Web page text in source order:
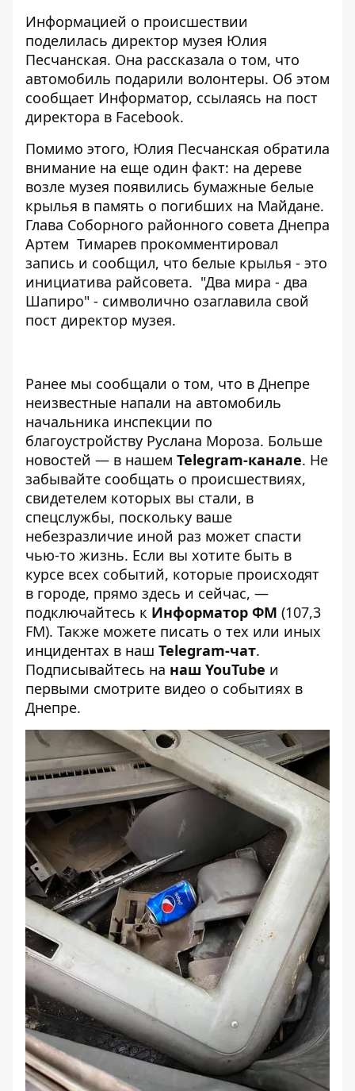
Информацией о происшествии
поделилась директор музея Юлия
Песчанская. Она рассказала о том, что
автомобиль подарили волонтеры. Об этом
сообщает Информатор, ссылаясь на пост
директора в Facebook.
Помимо этого, Юлия Песчанская обратила
внимание на еще один факт: на дереве
возле музея появились бумажные белые
крылья в память о погибших на Майдане.
Глава Соборного районного совета Днепра
Артем Тимарев прокомментировал
запись и сообщил, что белые крылья - это
инициатива райсовета. "Два мира - два
Шапиро" - символично озаглавила свой
пост директор музея.
Ранее мы сообщали о том, что в Днепре
неизвестные напали на автомобиль
начальника инспекции по
благоустройству Руслана Мороза. Больше
новостей — в нашем Telegram-канале. Не
забывайте сообщать о происшествиях,
свидетелем которых вы стали, в
спецслужбы, поскольку ваше
небезразличие иной раз может спасти
чью-то жизнь. Если вы хотите быть в
курсе всех событий, которые происходят
в городе, прямо здесь и сейчас, —
подключайтесь к Информатор ФМ (107,3
FM). Также можете писать о тех или иных
инцидентах в наш Telegram-чат.
Подписывайтесь на наш YouTube и
первыми смотрите видео о событиях в
Днепре.